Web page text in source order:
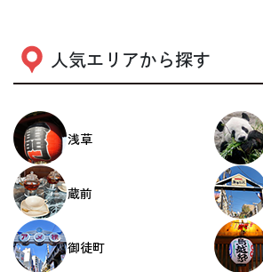
人気エリアから探す
浅草
蔵前
御徒町